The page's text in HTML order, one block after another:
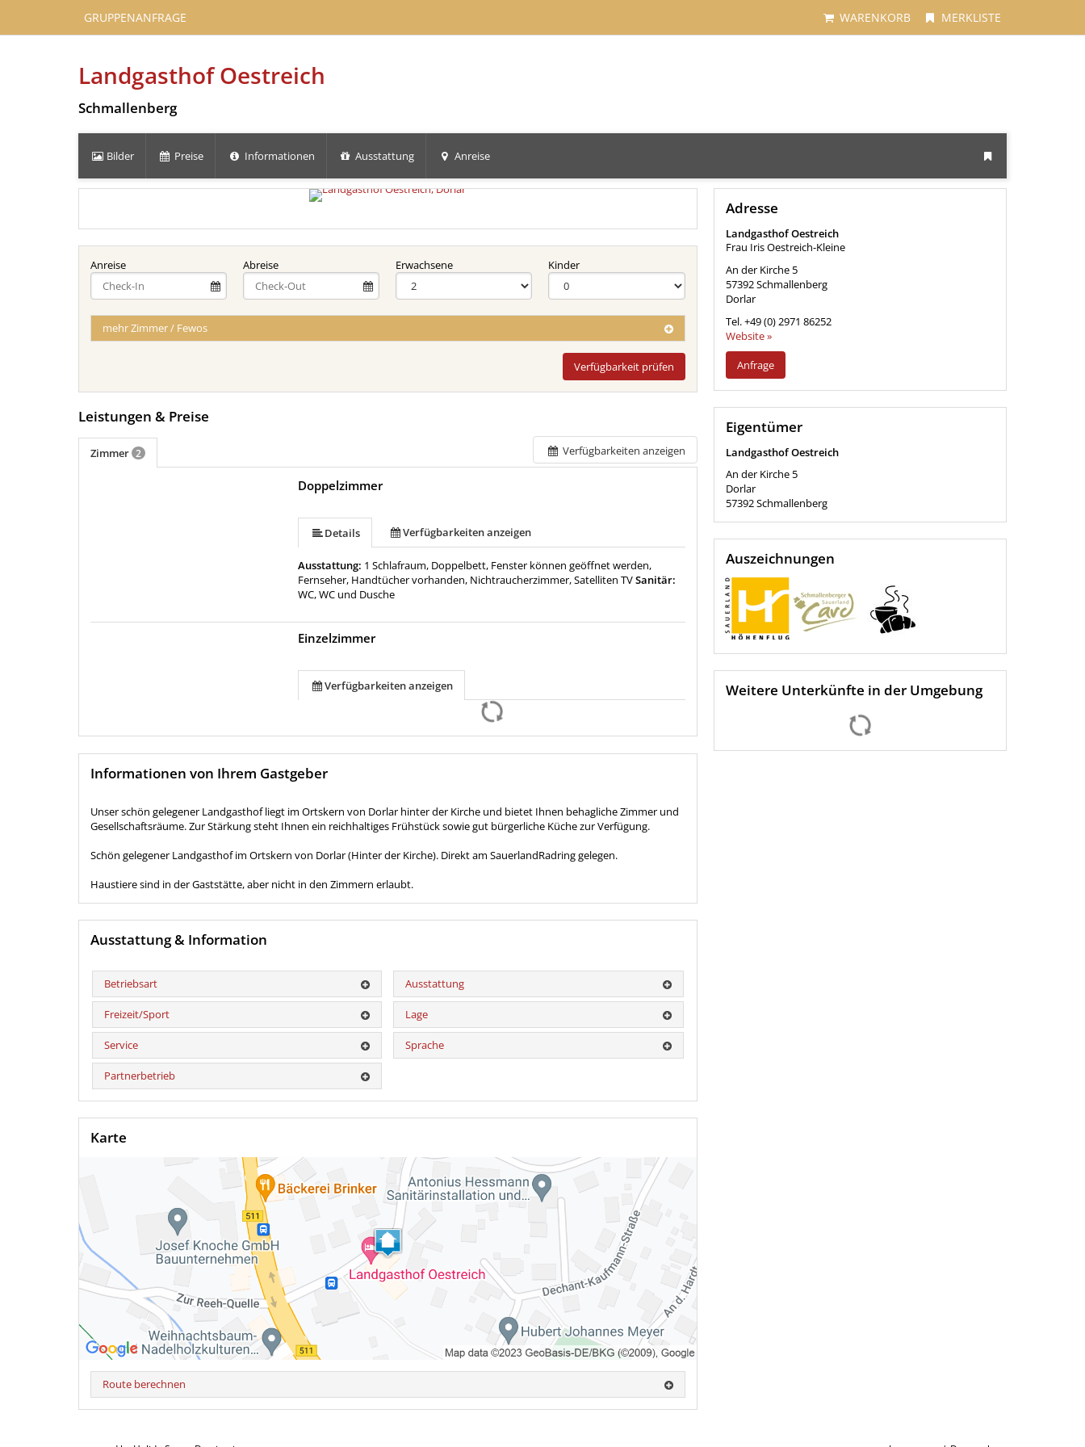
WARENKORB MERKLISTE
GRUPPENANFRAGE
Landgasthof Oestreich
Schmallenberg
Bilder Preise Informationen Ausstattung Anreise
Anreise Abreise Erwachsene Kinder
mehr Zimmer / Fewos
Verfügbarkeit prüfen
Verfügbarkeiten anzeigen
Leistungen & Preise
Zimmer 2
Doppelzimmer
Details Verfügbarkeiten anzeigen
Ausstattung: 1 Schlafraum, Doppelbett, Fenster können geöffnet werden,
Fernseher, Handtücher vorhanden, Nichtraucherzimmer, Satelliten TVSanitär:
WC, WC und Dusche
Einzelzimmer
Verfügbarkeiten anzeigen
Informationen von Ihrem Gastgeber
Unser schön gelegener Landgasthof liegt im Ortskern von Dorlar hinter der Kirche und bietet Ihnen behagliche Zimmer und
Gesellschaftsräume. Zur Stärkung steht Ihnen ein reichhaltiges Frühstück sowie gut bürgerliche Küche zur Verfügung.
Schön gelegener Landgasthof im Ortskern von Dorlar (Hinter der Kirche). Direkt am SauerlandRadring gelegen.
Haustiere sind in der Gaststätte, aber nicht in den Zimmern erlaubt.
Ausstattung & Information
Betriebsart Ausstattung
Freizeit/Sport Lage
Service Sprache
Partnerbetrieb
Karte
Route berechnen
Adresse
Landgasthof Oestreich
Frau Iris Oestreich-Kleine
An der Kirche 5
57392Schmallenberg
Dorlar
Tel.+49 (0) 2971 86252
Website »
Anfrage
Eigentümer
Landgasthof Oestreich
An der Kirche 5
Dorlar
57392Schmallenberg
Auszeichnungen
Weitere Unterkünfte in der Umgebung